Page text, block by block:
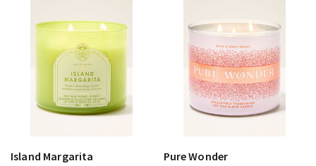
Island Margarita
Pure Wonder